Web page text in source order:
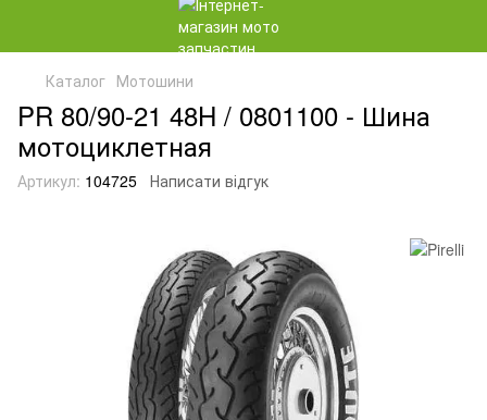
Каталог Мотошини
PR 80/90-21 48H / 0801100 - Шина
мотоциклетная
Артикул: 104725 Написати відгук